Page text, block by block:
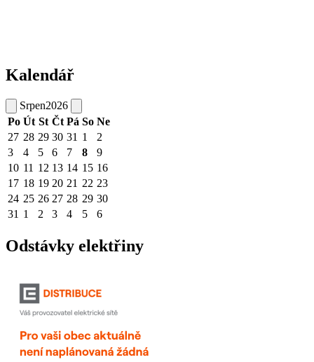
Kalendář
Srpen2026
Po Út St Čt Pá So Ne
27 28 29 30 31 1
2
3
4 5 6 7 8
9
10 11 12 13 14 15 16
17 18 19 20 21 22 23
24 25 26 27 28 29 30
31 1 2 3 4 5 6
Odstávky elektřiny